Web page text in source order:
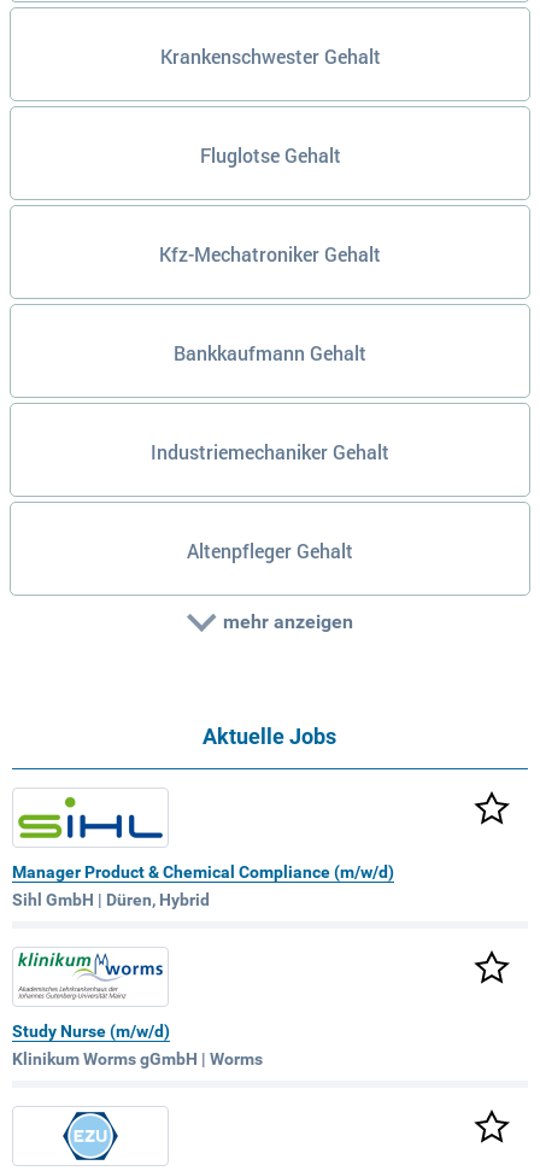
Krankenschwester Gehalt
Fluglotse Gehalt
Kfz-Mechatroniker Gehalt
Bankkaufmann Gehalt
Industriemechaniker Gehalt
Altenpfleger Gehalt
mehr anzeigen
Aktuelle Jobs
Manager Product & Chemical Compliance (m/w/d)
Sihl GmbH | Düren, Hybrid
Study Nurse (m/w/d)
Klinikum Worms gGmbH | Worms